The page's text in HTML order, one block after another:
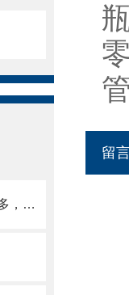
贝克曼流式细胞仪荧光微球优点多，实用效果好
留